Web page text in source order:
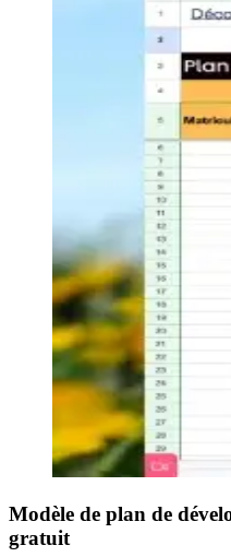
Modèle de plan de
gratuit